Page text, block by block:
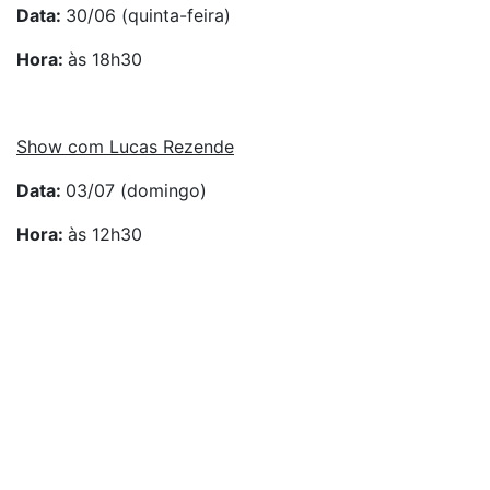
Data: 30/06 (quinta-feira)
Hora: às 18h30
Show com Lucas Rezende
Data: 03/07 (domingo)
Hora: às 12h30